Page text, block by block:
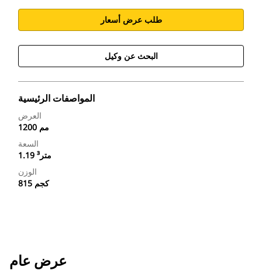
طلب عرض أسعار
البحث عن وكيل
المواصفات الرئيسية
العرض
1200 مم
السعة
1.19 متر³
الوزن
815 كجم
عرض عام